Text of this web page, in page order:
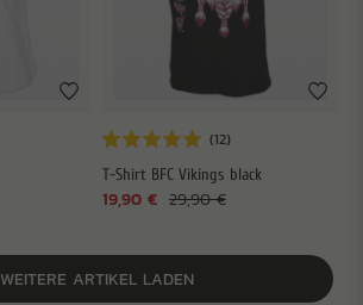
T-Shirt BFC Vikings black
29,90 €
19,90 €
WEITERE ARTIKEL LADEN